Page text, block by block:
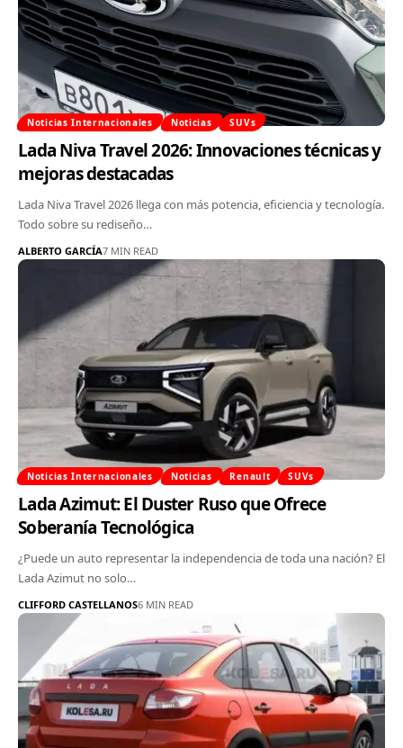
Noticias Internacionales Noticias SUVs
Lada Niva Travel 2026: Innovaciones técnicas y
mejoras destacadas
Lada Niva Travel 2026 llega con más potencia, eficiencia y tecnología.
Todo sobre su rediseño…
ALBERTO GARCÍA7 MIN READ
Noticias Internacionales Noticias Renault SUVs
Lada Azimut: El Duster Ruso que Ofrece
Soberanía Tecnológica
¿Puede un auto representar la independencia de toda una nación? El
Lada Azimut no solo…
CLIFFORD CASTELLANOS6 MIN READ